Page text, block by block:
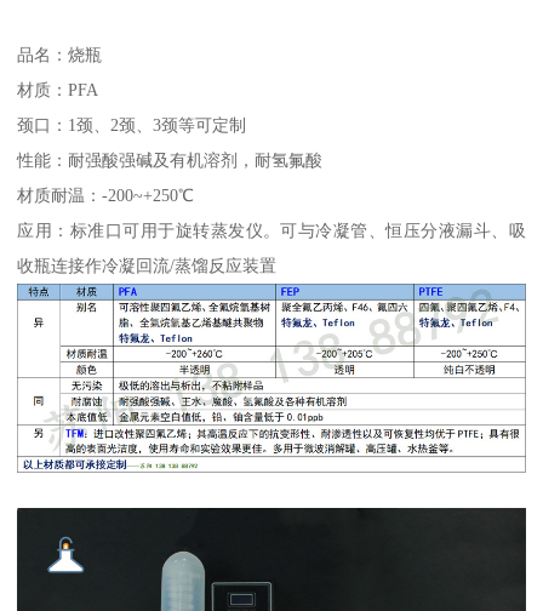
品名：烧瓶
材质：PFA
颈口：1颈、2颈、3颈等可定制
性能：耐强酸强碱及有机溶剂，耐氢氟酸
材质耐温：-200~+250℃
应用：标准口可用于旋转蒸发仪。可与冷凝管、恒压分液漏斗、吸
收瓶连接作冷凝回流/蒸馏反应装置